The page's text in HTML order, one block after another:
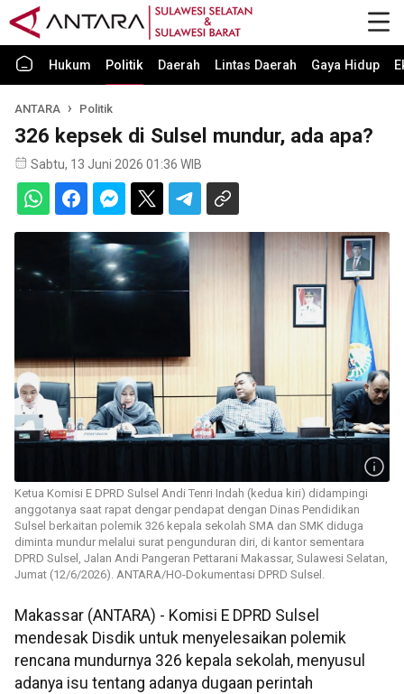
Hukum Politik Daerah Lintas Daerah Gaya Hidup
ANTARA Politik
326 kepsek di Sulsel mundur, ada apa?
Sabtu, 13 Juni 2026 01:36 WIB
Ketua Komisi E DPRD Sulsel Andi Tenri Indah (kedua kiri) didampingi
anggotanya saat rapat dengar pendapat dengan Dinas Pendidikan
Sulsel berkaitan polemik 326 kepala sekolah SMA dan SMK diduga
diminta mundur melalui surat pengunduran diri, di kantor sementara
DPRD Sulsel, Jalan Andi Pangeran Pettarani Makassar, Sulawesi Selatan,
Jumat (12/6/2026). ANTARA/HO-Dokumentasi DPRD Sulsel.
Makassar (ANTARA) - Komisi E DPRD Sulsel
mendesak Disdik untuk menyelesaikan polemik
rencana mundurnya 326 kepala sekolah, menyusul
adanya isu tentang adanya dugaan perintah